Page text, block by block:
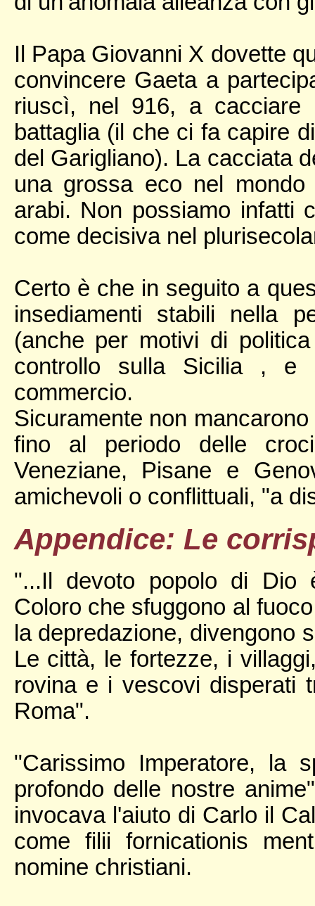
Il Papa Giovanni X dovette
convincere Gaeta a
riuscì, nel 916, a
battaglia (il che ci fa capire
del Garigliano). La cacciata
una grossa eco nel
arabi. Non possiamo infatti
come decisiva nel
Certo è che in seguito a
insediamenti stabili nella
(anche per motivi di
controllo sulla Sicilia , e
commercio.
Sicuramente non
fino al periodo delle
Veneziane, Pisane e
amichevoli o conflittuali, "a
Appendice: Le
"...Il devoto popolo di Dio
Coloro che sfuggono al
la depredazione, divengono
Le città, le fortezze, i
rovina e i vescovi disperati
Roma".
"Carissimo Imperatore, la
profondo delle nostre
invocava l'aiuto di Carlo il
come filii fornicationis
nomine christiani.